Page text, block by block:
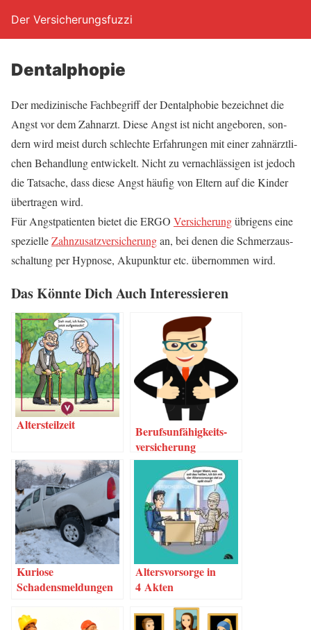
Der Versicherungsfuzzi
Den­tal­pho­pie
Der medi­zi­ni­sche Fach­be­griff der Den­tal­pho­bie bezeich­net die
Angst vor dem Zahn­arzt. Die­se Angst ist nicht ange­bo­ren, son­
dern wird meist durch schlech­te Erfah­run­gen mit einer zahn­ärzt­li­
chen Behand­lung ent­wi­ckelt. Nicht zu ver­nach­läs­si­gen ist jedoch
die Tat­sa­che, dass die­se Angst häu­fig von Eltern auf die Kin­der
über­tra­gen wird.
Für Angst­pa­ti­en­ten bie­tet die ERGO Ver­si­che­rungübri­gens eine
spe­zi­el­leZahn­zu­satz­ver­si­che­rungan, bei denen die Schmerz­aus­
schal­tung per Hyp­no­se, Aku­punk­tur etc. über­nom­men wird.
Das Könn­te Dich Auch Interessieren
Alters­teil­zeit
Berufs­un­fä­hig­keits­
ver­si­che­rung
Kurio­se
Schadensmeldungen
Alters­vor­sor­ge in
4 Akten